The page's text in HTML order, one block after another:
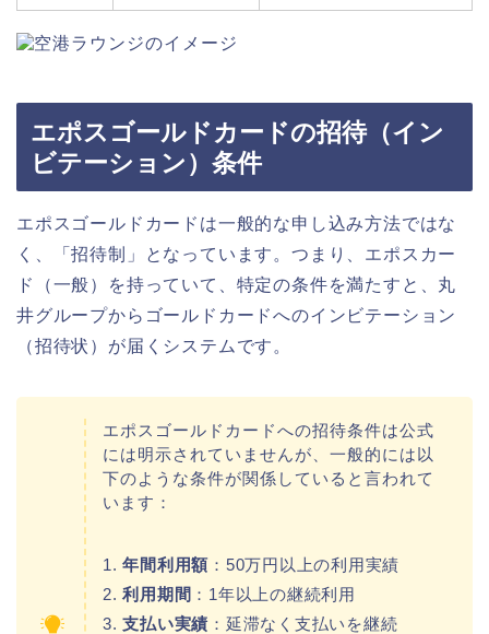
エポスゴールドカードの招待（イン
ビテーション）条件
エポスゴールドカードは一般的な申し込み方法ではな
く、「招待制」となっています。つまり、エポスカー
ド（一般）を持っていて、特定の条件を満たすと、丸
井グループからゴールドカードへのインビテーション
（招待状）が届くシステムです。
エポスゴールドカードへの招待条件は公式
には明示されていませんが、一般的には以
下のような条件が関係していると言われて
います：
1.年間利用額 ：50万円以上の利用実績
2.利用期間 ：1年以上の継続利用
3.支払い実績 ：延滞なく支払いを継続